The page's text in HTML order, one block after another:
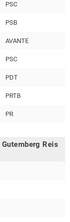
PSC
PSB
AVANTE
PSC
PDT
PRTB
PR
Gutemberg Reis